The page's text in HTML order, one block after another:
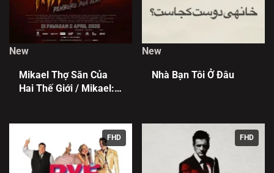
New
Mikael Thợ Săn Của
Hai Thế Giới / Mikael:
New
Nhà Bạn Tôi Ở Đâu
FHD FHD